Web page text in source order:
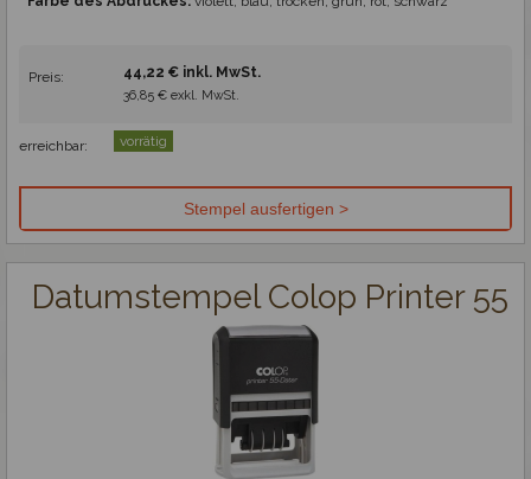
Preis: 44,22 € inkl. MwSt.
36,85 € exkl. MwSt.
erreichbar: vorrätig
Datumstempel Colop Printer 55